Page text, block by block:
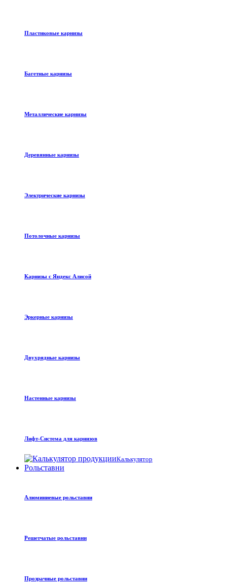
Пластиковые карнизы
Багетные карнизы
Металлические карнизы
Деревянные карнизы
Электрические карнизы
Потолочные карнизы
Карнизы с Яндекс Алисой
Эркерные карнизы
Двухрядные карнизы
Настенные карнизы
Лифт-Система для карнизов
Калькулятор
Рольставни
Алюминиевые рольставни
Решетчатые рольставни
Прозрачные рольставни